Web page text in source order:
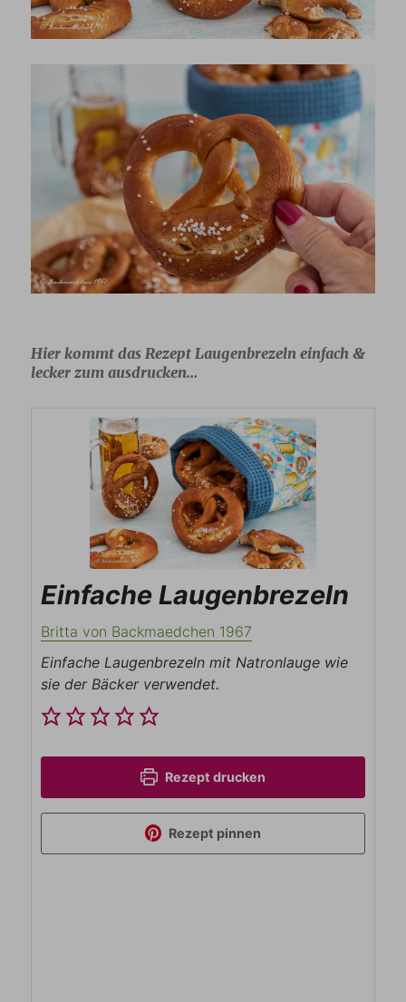
Hier kommt das Rezept Laugenbrezeln einfach &
lecker zum ausdrucken…
Einfache Laugenbrezeln
Britta von Backmaedchen 1967
Einfache Laugenbrezeln mit Natronlauge wie
sie der Bäcker verwendet.
Rezept drucken
Rezept pinnen